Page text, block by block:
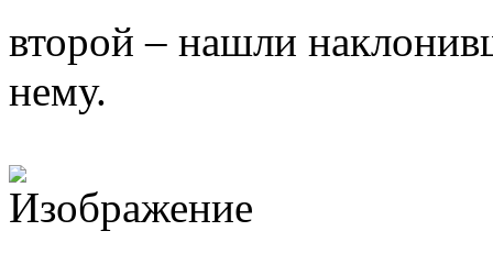
второй – нашли
нему.